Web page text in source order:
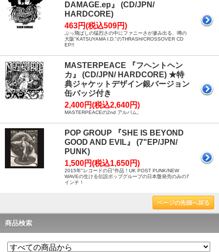
DAMAGE.ep』 (CD/JPN/
HARDCORE)
463円(税込509円)
ぶっ飛ばしの猛烈さの中にファニーさが滲み出る、噂の
大阪"KATSUYAMA I.D."のTHRASH/CROSSOVER CD
EP!!
MASTERPEACE 『フヘントヘン
カ』 (CD/JPN/ HARDCORE) ★特
典ジャケットデザイン銀バージョン
缶バッジ付き
2,400円(税込2,640円)
MASTERPEACEの2nd アルバム。
POP GROUP 『SHE IS BEYOND
GOOD AND EVIL』 (7"EP/JPN/
PUNK)
1,500円(税込1,650円)
2015年"レコードの日"作品！UK POST PUNK/NEW
WAVEの生ける伝説ポップグループの日本盤発売のみの7
インチ！
ページの先頭へ戻る
商品検索